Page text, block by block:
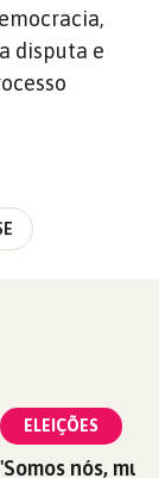
disputa e
ELEIÇÕES
'Somos nós,